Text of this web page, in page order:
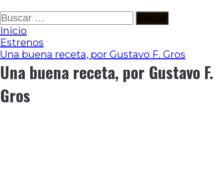
Ir
al
contenido
Buscar:
Inicio
Estrenos
Una buena receta, por Gustavo F. Gros
Una buena receta, por Gustavo F.
Gros